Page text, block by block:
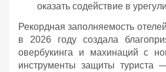
оказать содействие в
Рекордная заполняемость
в 2026 году создала
овербукинга и махинаций с
инструменты защиты туриста